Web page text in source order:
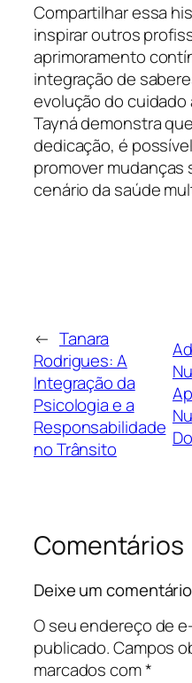
Compartilhar essa
inspirar outros
aprimoramento
integração de
evolução do cuidado
Tayná demonstra
dedicação, é
promover mudanças
cenário da saúde
← Tanara
Rodrigues: A
Integração da
Psicologia e a
Responsabilidade
no Trânsito
Comentários
Deixe um comentário
O seu endereço de
publicado.Campos
marcados com*